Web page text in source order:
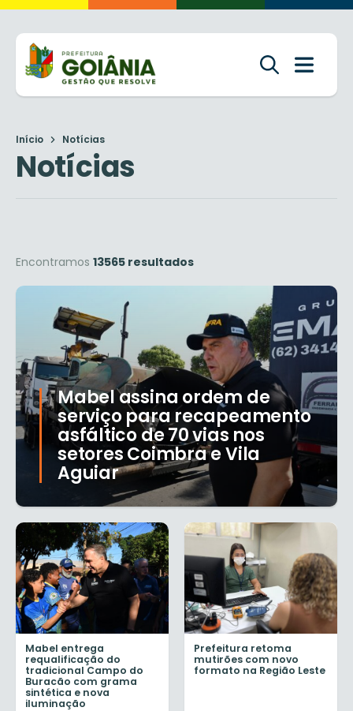
Início Notícias
Notícias
Encontramos 13565 resultados
Mabel assina ordem de
serviço para recapeamento
asfáltico de 70 vias nos
setores Coimbra e Vila
Aguiar
Mabel entrega
requalificação do
tradicional Campo do
Buracão com grama
sintética e nova
iluminação
Prefeitura retoma
mutirões com novo
formato na Região Leste